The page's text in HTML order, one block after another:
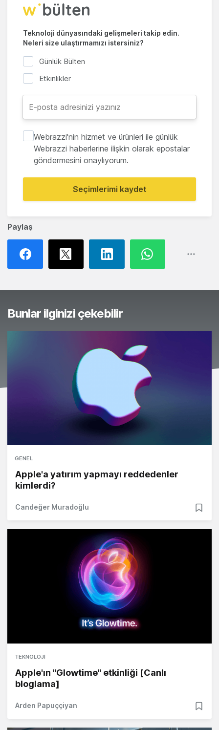
Paylaş
Teknoloji dünyasındaki gelişmeleri takip edin.
Neleri size ulaştırmamızı istersiniz?
Günlük Bülten
Etkinlikler
Webrazzi'nin hizmet ve ürünleri ile günlük
Webrazzi haberlerine ilişkin olarak epostalar
göndermesini onaylıyorum.
Seçimlerimi kaydet
Bunlar ilginizi çekebilir
GENEL
Apple'a yatırım yapmayı reddedenler
kimlerdi?
Candeğer Muradoğlu
TEKNOLOJI
Apple'ın "Glowtime" etkinliği [Canlı
bloglama]
Arden Papuççiyan